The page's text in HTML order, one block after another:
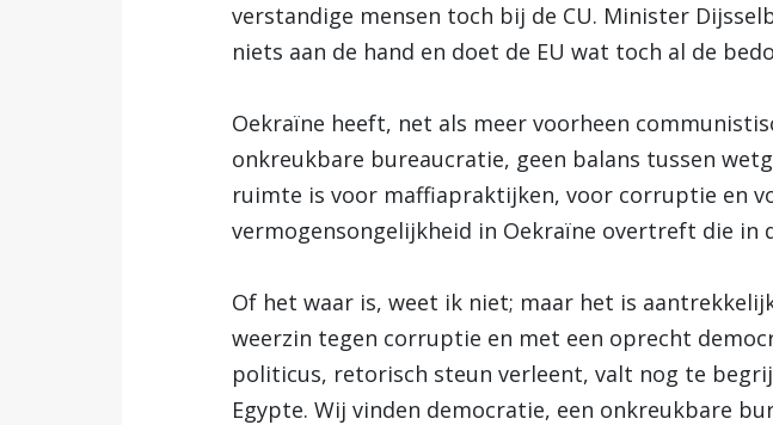
verstandige mensen toch bij de CU. Minister
niets aan de hand en doet de EU wat toch al de
Oekraïne heeft, net als meer voorheen
onkreukbare bureaucratie, geen balans tussen
ruimte is voor maffiapraktijken, voor corruptie en
vermogensongelijkheid in Oekraïne overtreft die in
Of het waar is, weet ik niet; maar het is
weerzin tegen corruptie en met een oprecht
politicus, retorisch steun verleent, valt nog te
Egypte. Wij vinden democratie, een onkreukbare